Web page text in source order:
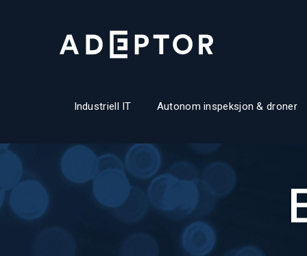
Industriell IT Autonom inspeksjon & droner